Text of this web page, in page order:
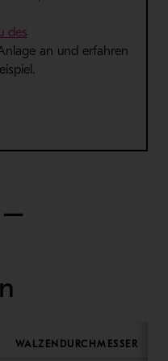
des
neuem Fenster
an und erfahren
.
–
WALZENDURCHMESSER